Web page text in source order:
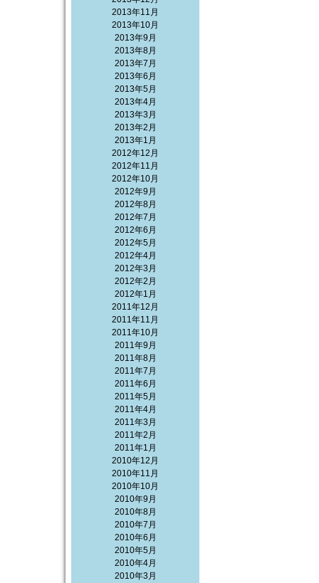
2013年11月
2013年10月
2013年9月
2013年8月
2013年7月
2013年6月
2013年5月
2013年4月
2013年3月
2013年2月
2013年1月
2012年12月
2012年11月
2012年10月
2012年9月
2012年8月
2012年7月
2012年6月
2012年5月
2012年4月
2012年3月
2012年2月
2012年1月
2011年12月
2011年11月
2011年10月
2011年9月
2011年8月
2011年7月
2011年6月
2011年5月
2011年4月
2011年3月
2011年2月
2011年1月
2010年12月
2010年11月
2010年10月
2010年9月
2010年8月
2010年7月
2010年6月
2010年5月
2010年4月
2010年3月